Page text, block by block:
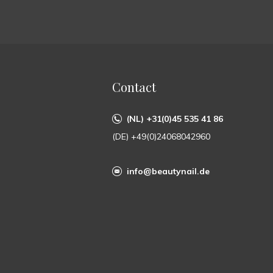
Contact
(NL) +31(0)45 535 41 86
(DE) +49(0)24068042960
info@beautynail.de